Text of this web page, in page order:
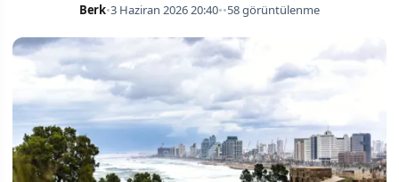
Berk•3 Haziran 2026 20:40••58 görüntülenme